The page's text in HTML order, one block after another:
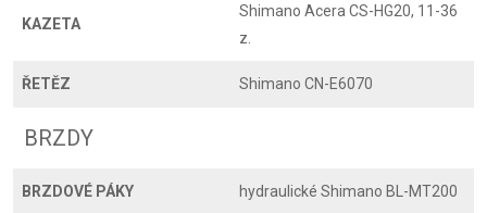
KAZETA
Shimano Acera CS-HG20, 11-36
z.
ŘETĚZ Shimano CN-E6070
BRZDY
BRZDOVÉ PÁKY hydraulické Shimano BL-MT200